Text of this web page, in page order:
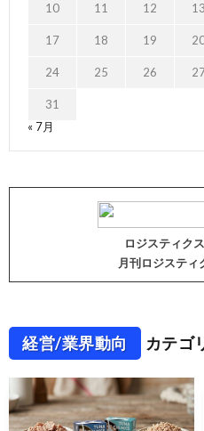
10 11 12 13
17 18 19
24 25 26
31
« 7月
ロジスティク
月刊ロジスティ
経営/業界動向 カテゴ